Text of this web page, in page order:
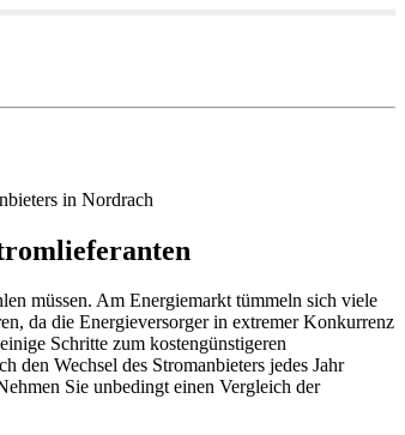
in Nordrach
müssen. Am Energiemarkt tümmeln sich viele
da die Energieversorger in extremer Konkurrenz
Schritte zum kostengünstigeren
den Wechsel des Stromanbieters jedes Jahr
Sie unbedingt einen Vergleich der